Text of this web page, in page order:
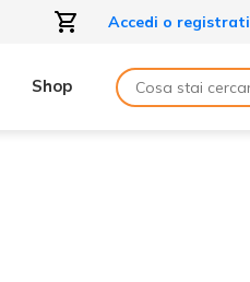
Accedi o registrati
Shop